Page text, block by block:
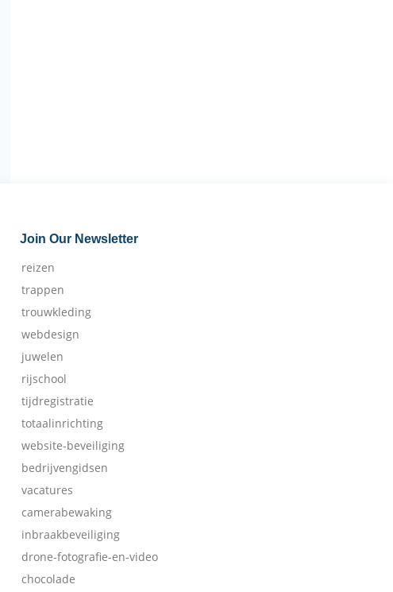
Join Our Newsletter
reizen
trappen
trouwkleding
webdesign
juwelen
rijschool
tijdregistratie
totaalinrichting
website-beveiliging
bedrijvengidsen
vacatures
camerabewaking
inbraakbeveiliging
drone-fotografie-en-video
chocolade